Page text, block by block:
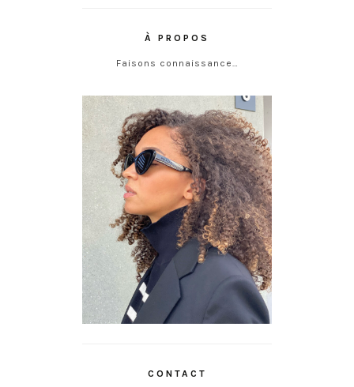
À PROPOS
Faisons connaissance…
CONTACT